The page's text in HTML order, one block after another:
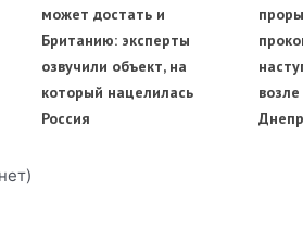
может достать и
Британию: эксперты
озвучили объект, на
который нацелилась
Россия
возле